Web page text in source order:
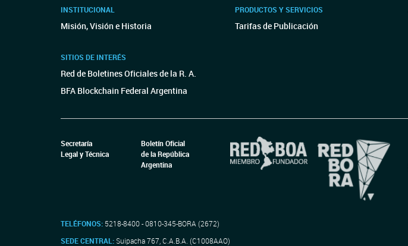
INSTITUCIONAL
Misión, Visión e Historia
SITIOS DE INTERÉS
Red de Boletines Oficiales de la R. A.
BFA Blockchain Federal Argentina
PRODUCTOS Y SERVICIOS
Tarifas de Publicación
Secretaría
Legal y Técnica
Boletín Oficial
de la República
Argentina
TELÉFONOS: 5218-8400 - 0810-345-BORA (2672)
SEDE CENTRAL:Suipacha 767, C.A.B.A. (C1008AAO)